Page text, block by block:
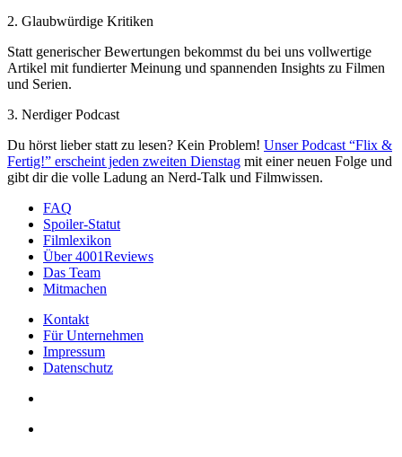
2. Glaubwürdige Kritiken
Statt generischer Bewertungen bekommst du bei uns vollwertige
Artikel mit fundierter Meinung und spannenden Insights zu Filmen
und Serien.
3. Nerdiger Podcast
Du hörst lieber statt zu lesen? Kein Problem! Unser Podcast “Flix &
Fertig!” erscheint jeden zweiten Dienstag mit einer neuen Folge und
gibt dir die volle Ladung an Nerd-Talk und Filmwissen.
FAQ
Spoiler-Statut
Filmlexikon
Über 4001Reviews
Das Team
Mitmachen
Kontakt
Für Unternehmen
Impressum
Datenschutz